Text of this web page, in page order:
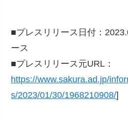
■プレスリリース日付：
ース
■プレスリリース元URL：
https://www.sakura.ad.jp/
s/2023/01/30/1968210908/]